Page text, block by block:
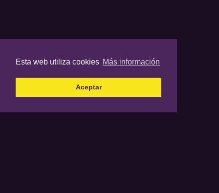
Esta web utiliza cookies Más información
Aceptar